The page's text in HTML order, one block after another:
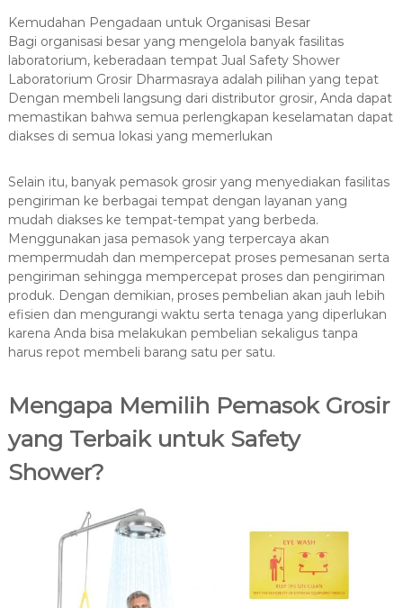
Kemudahan Pengadaan untuk Organisasi Besar
Bagi organisasi besar yang mengelola banyak fasilitas
laboratorium, keberadaan tempat Jual Safety Shower
Laboratorium Grosir Dharmasraya adalah pilihan yang tepat
Dengan membeli langsung dari distributor grosir, Anda dapat
memastikan bahwa semua perlengkapan keselamatan dapat
diakses di semua lokasi yang memerlukan
Selain itu, banyak pemasok grosir yang menyediakan fasilitas
pengiriman ke berbagai tempat dengan layanan yang
mudah diakses ke tempat-tempat yang berbeda.
Menggunakan jasa pemasok yang terpercaya akan
mempermudah dan mempercepat proses pemesanan serta
pengiriman sehingga mempercepat proses dan pengiriman
produk. Dengan demikian, proses pembelian akan jauh lebih
efisien dan mengurangi waktu serta tenaga yang diperlukan
karena Anda bisa melakukan pembelian sekaligus tanpa
harus repot membeli barang satu per satu.
Mengapa Memilih Pemasok Grosir
yang Terbaik untuk Safety
Shower?